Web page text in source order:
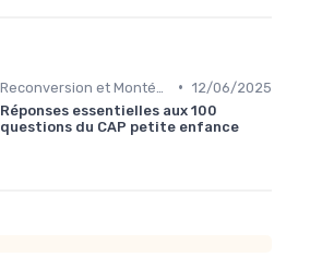
• 12/06/2025
Réponses essentielles aux 100
questions du CAP petite enfance